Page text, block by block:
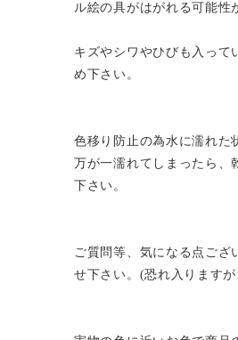
ル絵の具がはがれる可能性
キズやシワやひびも入って
め下さい。
色移り防止の為水に濡れた
万が一濡れてしまったら、
下さい。
ご質問等、気になる点ござ
せ下さい。(恐れ入ります